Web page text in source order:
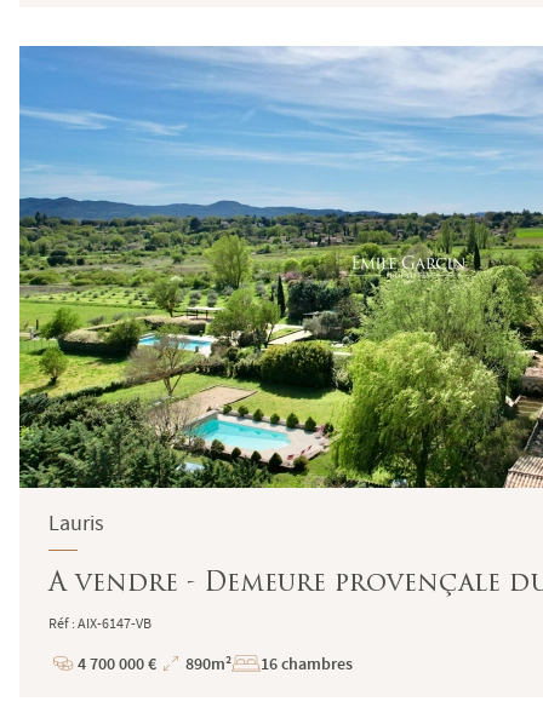
Lauris
A vendre - Demeure provençale
Réf : AIX-6147-VB
Prix
4 700 000 €
Superficie
890m² 16 chambres